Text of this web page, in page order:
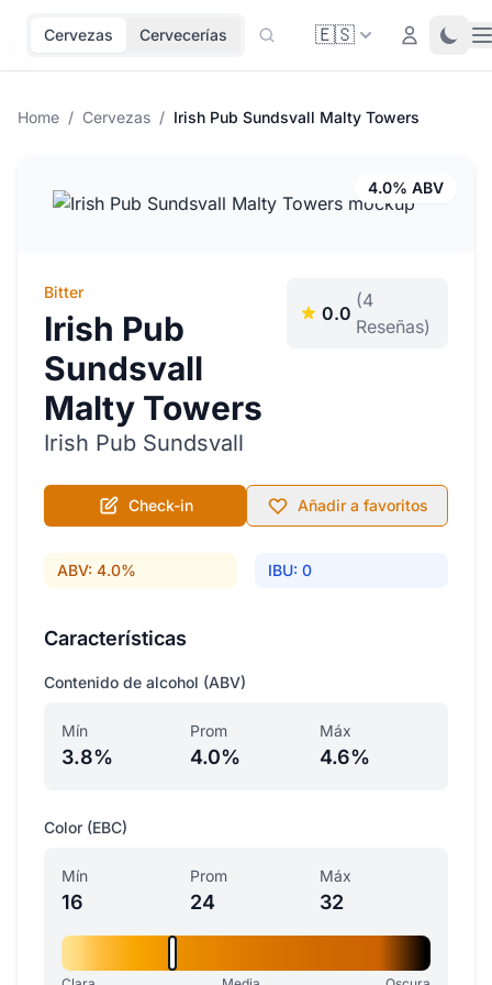
Cervezas Cervecerías 🇪🇸 Login
Home / Cervezas / Irish Pub Sundsvall Malty Towers
4.0% ABV
Bitter
Irish Pub
Sundsvall
Malty Towers
Irish Pub Sundsvall
0.0
(4
Reseñas)
Check-in Añadir a favoritos
ABV: 4.0% IBU: 0
Características
Contenido de alcohol (ABV)
Mín
3.8%
Prom
4.0%
Máx
4.6%
Color (EBC)
Mín
16
Prom
24
Máx
32